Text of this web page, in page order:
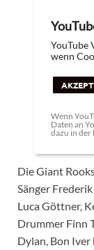
YouTube
wenn
Wenn
Daten an
dazu in der
Die Giant
Sänger
Luca Göttner,
Drummer Finn
Dylan, Bon Iver